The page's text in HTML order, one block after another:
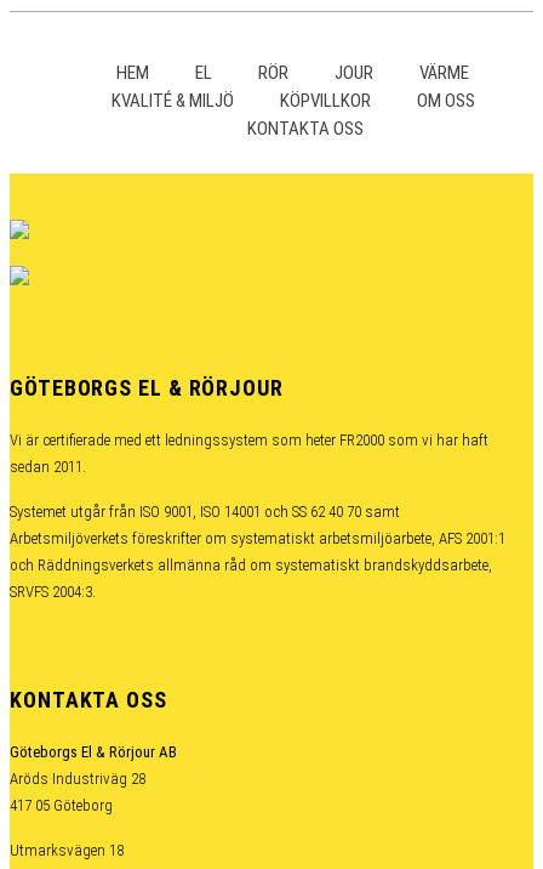
HEM EL RÖR JOUR
VÄRME
KVALITÉ & MILJÖ
KÖPVILLKOR
OM OSS
KONTAKTA OSS
GÖTEBORGS EL & RÖRJOUR
Vi är certifierade med ett ledningssystem som heter FR2000 som vi har haft
sedan 2011.
Systemet utgår från ISO 9001, ISO 14001 och SS 62 40 70 samt
Arbetsmiljöverkets föreskrifter om systematiskt arbetsmiljöarbete, AFS 2001:1
och Räddningsverkets allmänna råd om systematiskt brandskyddsarbete,
SRVFS 2004:3.
KONTAKTA OSS
Göteborgs El & Rörjour AB
Aröds Industriväg 28
417 05 Göteborg
Utmarksvägen 18